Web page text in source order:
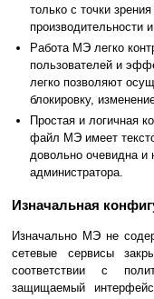
только с точки
производительности и
Работа МЭ легко
пользователей и
легко позволяют
блокировку,
Простая и логичная
файл МЭ имеет
довольно очевидна и
администратора.
Изначальная
Изначально МЭ не
сетевые сервисы
соответствии с
защищаемый